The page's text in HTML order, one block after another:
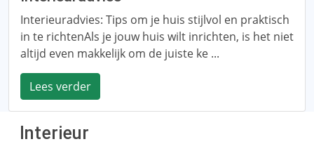
Interieuradvies: Tips om je huis stijlvol en praktisch
in te richtenAls je jouw huis wilt inrichten, is het niet
altijd even makkelijk om de juiste ke ...
Lees verder
Interieur